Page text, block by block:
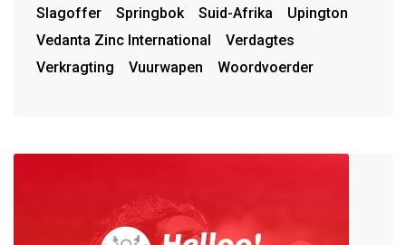
Slagoffer
Springbok Suid-Afrika
Upington
Vedanta Zinc International
Verdagtes
Verkragting
Vuurwapen Woordvoerder